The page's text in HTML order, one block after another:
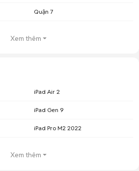
Quận 7
Xem thêm
iPad Air 2
iPad Gen 9
iPad Pro M2 2022
Xem thêm